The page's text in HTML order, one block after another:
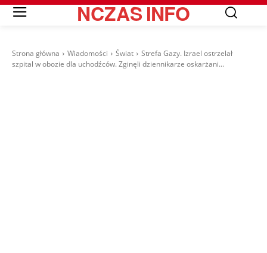
NCZASINFO
Strona główna Wiadomości Świat
Strefa Gazy. Izrael ostrzelał
szpital w obozie dla uchodźców. Zginęli dziennikarze oskarżani...